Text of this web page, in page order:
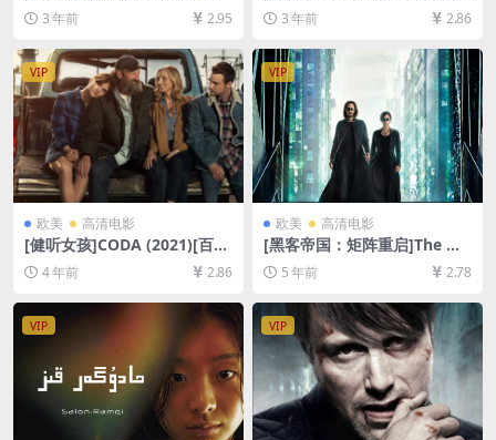
こ (2015)[百度网盘+夸克网盘
1080P超清未删减资源][网盘
在线播放/下载][MP4/5.3GB]
[日语中字]
3 年前 2.95
网盘+夸克网盘1080P超清未
删减资源][网盘在线播放/下
载][MP4/7.8GB][中文字幕]
3 年前 2.86
VIP
欧美 高清电影
[健听女孩]CODA (2021)[百度
网盘+迅雷云盘资源1080P超
清未删减][MP4/7.5GB][中英
4 年前 2.86
VIP
欧美 高清电影
[黑客帝国：矩阵重启]The Ma
trix Resurrections (2021)[百
度网盘+迅雷云盘资源1080P
英字幕]
5 年前 2.78
VIP VIP